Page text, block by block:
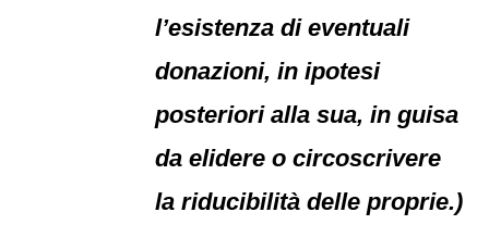
l’esistenza di eventuali
donazioni, in ipotesi
posteriori alla sua, in guisa
da elidere o circoscrivere
la riducibilità delle proprie.)